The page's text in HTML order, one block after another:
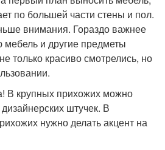
по большей части стены и пол.
внимания. Гораздо важнее
мебель и другие предметы
только красиво смотрелись, но
В крупных прихожих можно
штучек. В
нужно делать акцент на